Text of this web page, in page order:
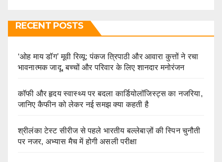
RECENT POSTS
‘ओह माय डॉग’ मूवी रिव्यू: पंकज त्रिपाठी और आवारा कुत्तों ने रचा
भावनात्मक जादू, बच्चों और परिवार के लिए शानदार मनोरंजन
कॉफी और हृदय स्वास्थ्य पर बदला कार्डियोलॉजिस्ट्स का नजरिया,
जानिए कैफीन को लेकर नई समझ क्या कहती है
श्रीलंका टेस्ट सीरीज से पहले भारतीय बल्लेबाज़ों की स्पिन चुनौती
पर नजर, अभ्यास मैच में होगी असली परीक्षा